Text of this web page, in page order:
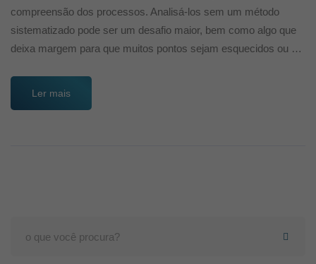
compreensão dos processos. Analisá-los sem um método
sistematizado pode ser um desafio maior, bem como algo que
deixa margem para que muitos pontos sejam esquecidos ou …
Ler mais